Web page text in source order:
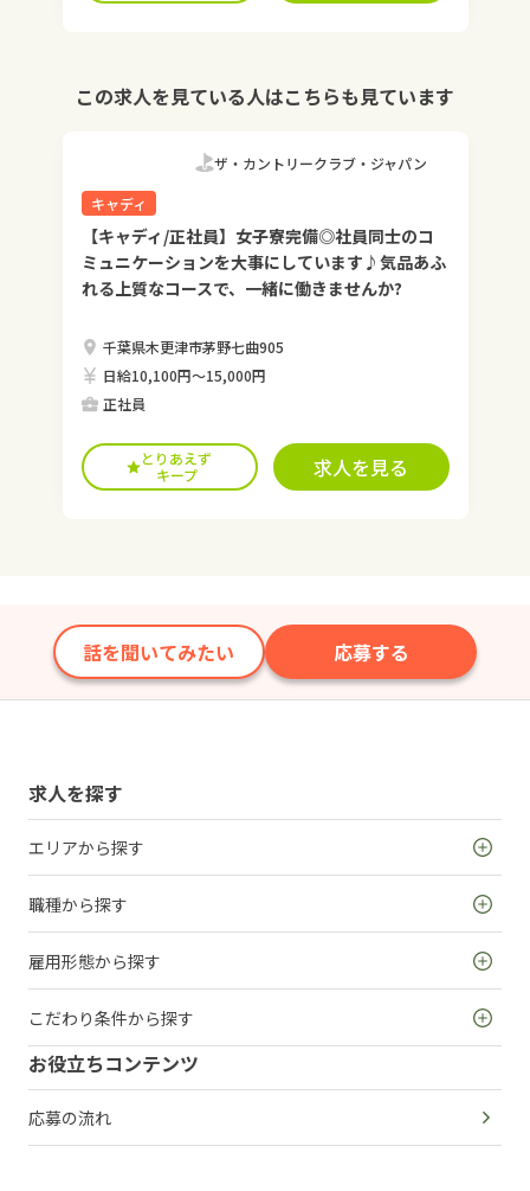
この求人を見ている人はこちらも見ています
ザ・カントリークラブ・ジャパン
キャディ
【キャディ/正社員】女子寮完備◎社員同士のコ
ミュニケーションを大事にしています♪気品あふ
れる上質なコースで、一緒に働きませんか?
千葉県木更津市茅野七曲905
日給10,100円〜15,000円
正社員
とりあえず
キープ
求人を見る
話を聞いてみたい 応募する
求人を探す
エリアから探す
職種から探す
雇用形態から探す
こだわり条件から探す
お役立ちコンテンツ
応募の流れ